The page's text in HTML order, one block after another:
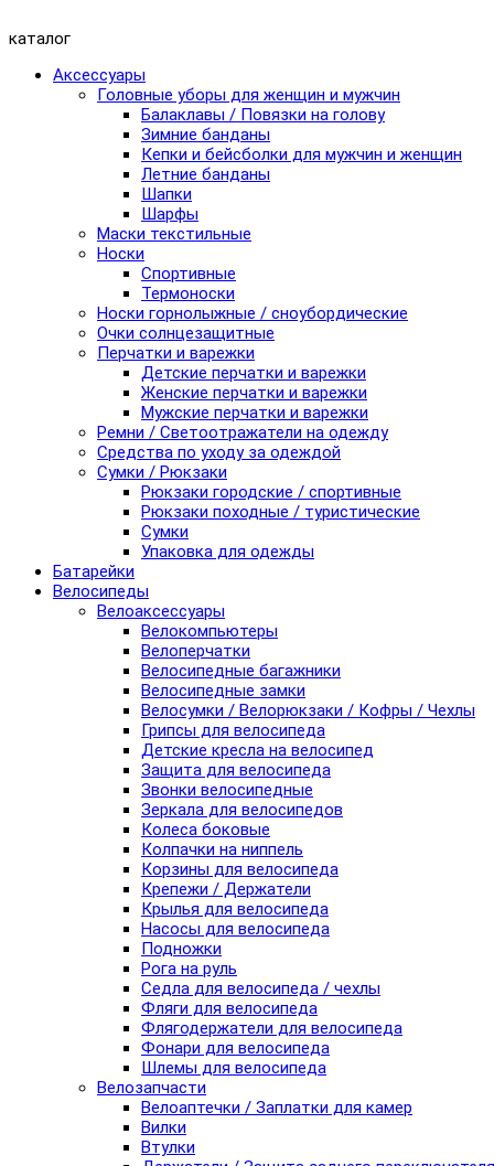
каталог
Аксессуары
Головные уборы для женщин и мужчин
Балаклавы / Повязки на голову
Зимние банданы
Кепки и бейсболки для мужчин и женщин
Летние банданы
Шапки
Шарфы
Маски текстильные
Носки
Спортивные
Термоноски
Носки горнолыжные / сноубордические
Очки солнцезащитные
Перчатки и варежки
Детские перчатки и варежки
Женские перчатки и варежки
Мужские перчатки и варежки
Ремни / Светоотражатели на одежду
Средства по уходу за одеждой
Сумки / Рюкзаки
Рюкзаки городские / спортивные
Рюкзаки походные / туристические
Сумки
Упаковка для одежды
Батарейки
Велосипеды
Велоаксессуары
Велокомпьютеры
Велоперчатки
Велосипедные багажники
Велосипедные замки
Велосумки / Велорюкзаки / Кофры / Чехлы
Грипсы для велосипеда
Детские кресла на велосипед
Защита для велосипеда
Звонки велосипедные
Зеркала для велосипедов
Колеса боковые
Колпачки на ниппель
Корзины для велосипеда
Крепежи / Держатели
Крылья для велосипеда
Насосы для велосипеда
Подножки
Рога на руль
Седла для велосипеда / чехлы
Фляги для велосипеда
Флягодержатели для велосипеда
Фонари для велосипеда
Шлемы для велосипеда
Велозапчасти
Велоаптечки / Заплатки для камер
Вилки
Втулки